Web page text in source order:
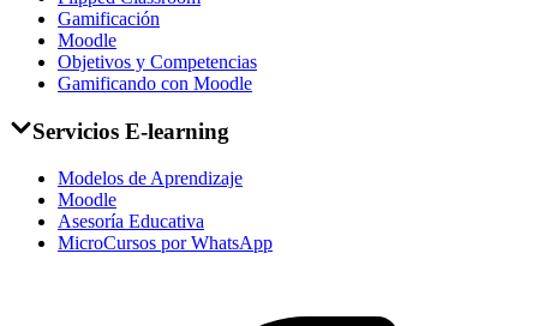
Gamificación
Moodle
Objetivos y Competencias
Gamificando con Moodle
Servicios E-learning
Modelos de Aprendizaje
Moodle
Asesoría Educativa
MicroCursos por WhatsApp